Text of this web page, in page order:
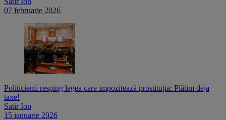
07 februarie 2026
Politicienii resping legea care impozitează prostituția: Plătim deja
taxe!
Satir Ion
15 ianuarie 2026